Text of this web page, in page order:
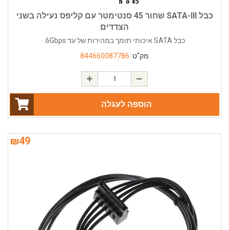
כבל SATA-III שחור 45 סנטימטר עם קליפס נעילה בשני
הצדדים
כבל SATA איכותי תומך במהירות של עד 6Gbps.
מק"ט: 844660087786
הוספה לעגלה
₪49